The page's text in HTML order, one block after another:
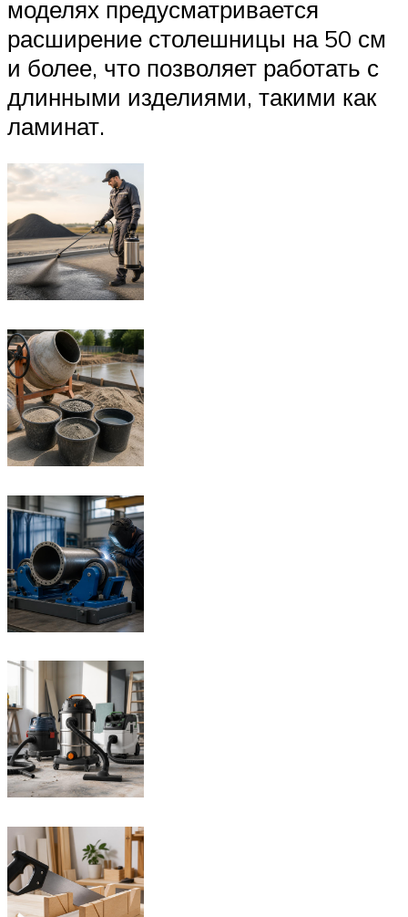
моделях предусматривается
расширение столешницы на 50 см
и более, что позволяет работать с
длинными изделиями, такими как
ламинат.